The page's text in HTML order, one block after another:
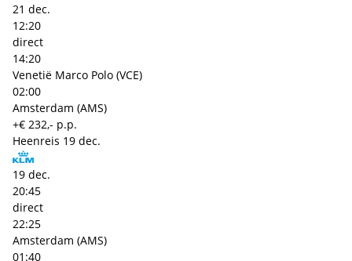
21 dec.
12:20
direct
14:20
Venetië Marco Polo (VCE)
02:00
Amsterdam (AMS)
+€ 232,- p.p.
Heenreis 19 dec.
19 dec.
20:45
direct
22:25
Amsterdam (AMS)
01:40